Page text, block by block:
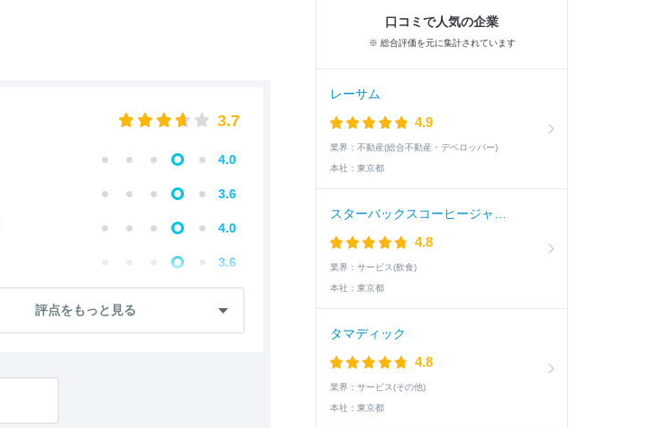
評点をもっと見る
3.7
4.0
3.6
4.0
3.6
3.5
口コミで人気の企業
※ 総合評価を元に集計されています
レーサム
4.9
業界： 不動産(総合不動産・デベロッパー)
本社： 東京都
4.8
業界： サービス(飲食)
本社： 東京都
タマディック
4.8
業界： サービス(その他)
本社： 東京都